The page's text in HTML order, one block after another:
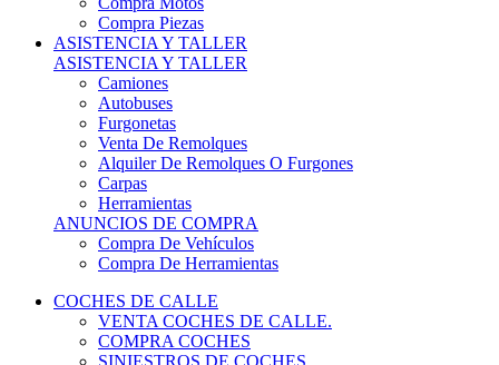
Compra Piezas
ASISTENCIA Y TALLER
ASISTENCIA Y TALLER
Camiones
Autobuses
Furgonetas
Venta De Remolques
Alquiler De Remolques O Furgones
Carpas
Herramientas
ANUNCIOS DE COMPRA
Compra De Vehículos
Compra De Herramientas
COCHES DE CALLE
VENTA COCHES DE CALLE.
COMPRA COCHES
SINIESTROS DE COCHES